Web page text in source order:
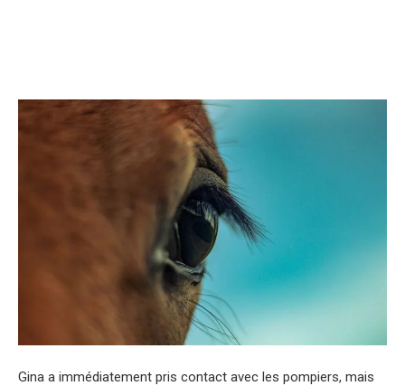
Gina a immédiatement pris contact avec les pompiers, mais